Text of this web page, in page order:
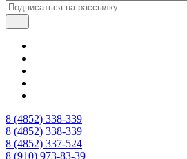
8 (4852) 338-339
8 (4852) 338-339
8 (4852) 337-524
8 (910) 973-83-39